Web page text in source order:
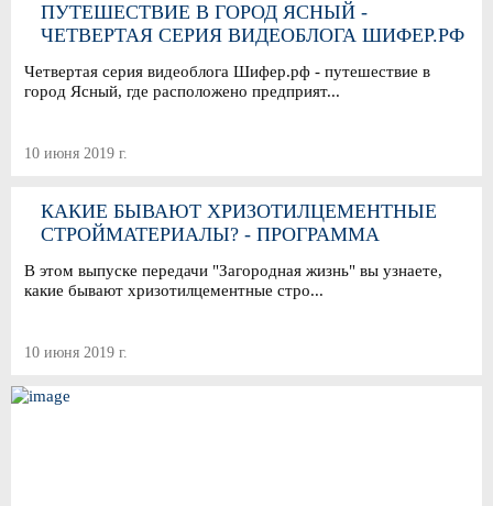
ПУТЕШЕСТВИЕ В ГОРОД ЯСНЫЙ -
ЧЕТВЕРТАЯ СЕРИЯ ВИДЕОБЛОГА ШИФЕР.РФ
Четвертая серия видеоблога Шифер.рф - путешествие в
город Ясный, где расположено предприят...
10 июня 2019 г.
КАКИЕ БЫВАЮТ ХРИЗОТИЛЦЕМЕНТНЫЕ
СТРОЙМАТЕРИАЛЫ? - ПРОГРАММА
В этом выпуске передачи "Загородная жизнь" вы узнаете,
какие бывают хризотилцементные стро...
10 июня 2019 г.